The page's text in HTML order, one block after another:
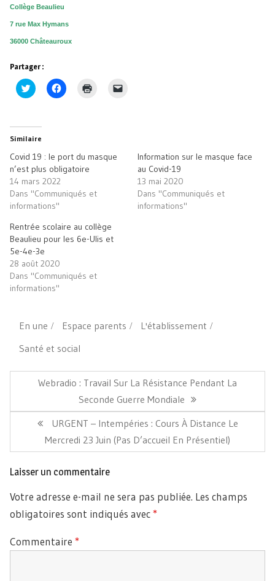
Collège Beaulieu
7 rue Max Hymans
36000 Châteauroux
Partager :
Cliquez
pour
dans
une
nouvelle
Cliquez
pour
Cliquer
ami(ouvre
dans
nouvelle
fenêtre)
Similaire
Covid 19 : le port du masque
n’est plus obligatoire
14 mars 2022
Dans "Communiqués et
informations"
Information sur le masque face
au Covid-19
13 mai 2020
Dans "Communiqués et
informations"
Rentrée scolaire au collège
Beaulieu pour les 6e-Ulis et
5e-4e-3e
28 août 2020
Dans "Communiqués et
informations"
En une Espace parents
L'établissement
Santé et social
Article
Précédent:
Webradio : Travail Sur La Résistance Pendant La
Seconde Guerre Mondiale
Article
Suivant:
URGENT – Intempéries : Cours À Distance Le
Mercredi 23 Juin (pas D’accueil En Présentiel)
Laisser un commentaire
Votre adresse e-mail ne sera pas publiée. Les champs
obligatoires sont indiqués avec*
Commentaire *